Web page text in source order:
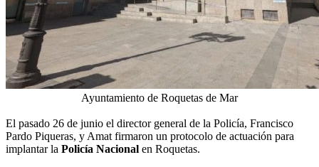
Ayuntamiento de Roquetas de Mar
El pasado 26 de junio el director general de la Policía, Francisco
Pardo Piqueras, y Amat firmaron un protocolo de actuación para
implantar la Policía Nacional en Roquetas.